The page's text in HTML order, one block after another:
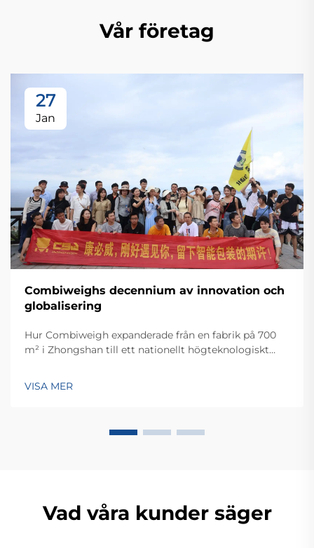
Vår företag
27
Jan
Combiweighs decennium av innovation och
globalisering
Hur Combiweigh expanderade från en fabrik på 700
m² i Zhongshan till ett nationellt högteknologiskt
OEM/ODM-konsultation.
VISA MER
Vad våra kunder säger